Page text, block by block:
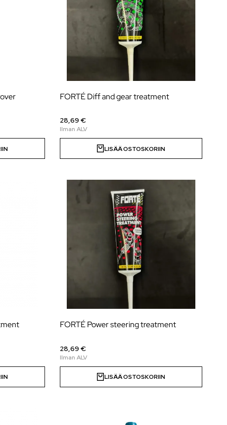
FORTÉ Diff and gear treatment
28,69 €
LISÄÄ OSTOSKORIIN
FORTÉ Power steering treatment
28,69 €
LISÄÄ OSTOSKORIIN